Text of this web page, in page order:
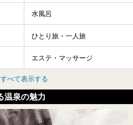
水風呂
ひとり旅・一人旅
エステ・マッサージ
すべて表示する
温泉の魅力